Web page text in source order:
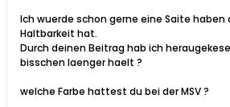
Ich wuerde schon gerne eine Saite haben
Haltbarkeit hat.
Durch deinen Beitrag hab ich
bisschen laenger haelt ?
welche Farbe hattest du bei der MSV ?